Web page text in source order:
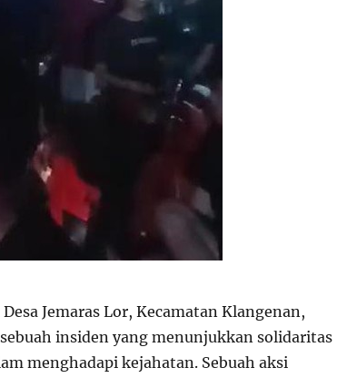
Jemaras Lor, Kecamatan Klangenan,
insiden yang menunjukkan solidaritas
menghadapi kejahatan. Sebuah aksi